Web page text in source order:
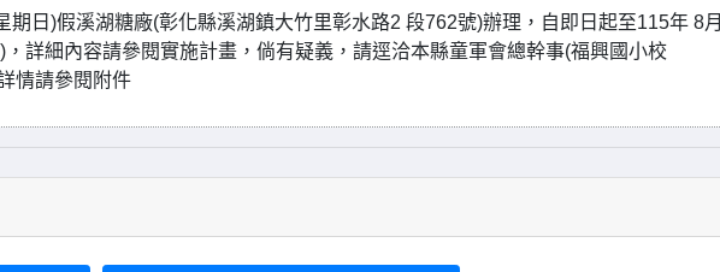
日)假溪湖糖廠(彰化縣溪湖鎮大竹里彰水路2 段762號)辦理，自即日起至115年 8月
詳細內容請參閱實施計畫，倘有疑義，請逕洽本縣童軍會總幹事(福興國小校
情請參閱附件